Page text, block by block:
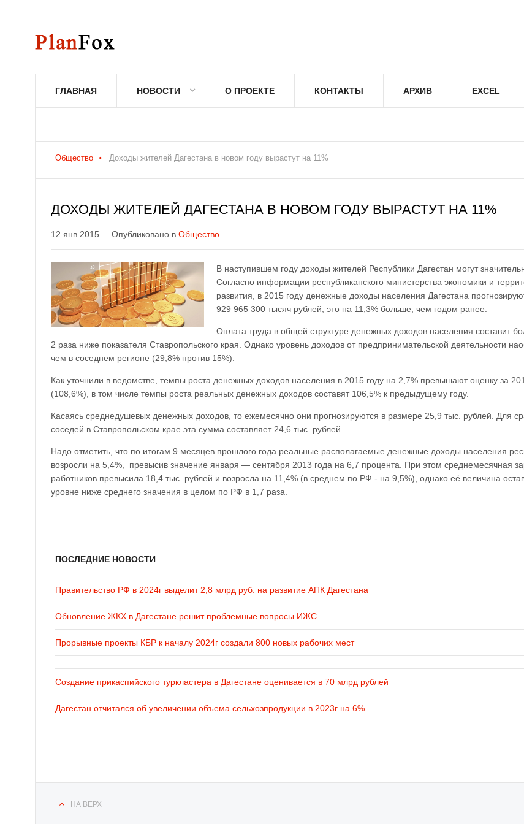
ГЛАВНАЯ НОВОСТИ О ПРОЕКТЕ КОНТАКТЫ АРХИВ EXCEL
Общество Доходы жителей Дагестана в новом году вырастут на 11%
ДОХОДЫ ЖИТЕЛЕЙ ДАГЕСТАНА В НОВОМ ГОДУ ВЫРАСТУТ НА 11%
12 янв 2015 Опубликовано в Общество
В наступившем году доходы жителей Республики Дагестан могут
Согласно информации республиканского министерства экономики и
развития, в 2015 году денежные доходы населения Дагестана
929 965 300 тысяч рублей, это на 11,3% больше, чем годом ранее.
Оплата труда в общей структуре денежных доходов населения составит
2 раза ниже показателя Ставропольского края. Однако уровень доходов от предпринимательской деятельности
чем в соседнем регионе (29,8% против 15%).
Как уточнили в ведомстве, темпы роста денежных доходов населения в 2015 году на 2,7% превышают оценку за
(108,6%), в том числе темпы роста реальных денежных доходов составят 106,5% к предыдущему году.
Касаясь среднедушевых денежных доходов, то ежемесячно они прогнозируются в размере 25,9 тыс. рублей. Для
соседей в Ставропольском крае эта сумма составляет 24,6 тыс. рублей.
Надо отметить, что по итогам 9 месяцев прошлого года реальные располагаемые денежные доходы населения
возросли на 5,4%, превысив значение января — сентября 2013 года на 6,7 процента. При этом среднемесячная
работников превысила 18,4 тыс. рублей и возросла на 11,4% (в среднем по РФ - на 9,5%), однако её величина
уровне ниже среднего значения в целом по РФ в 1,7 раза.
ПОСЛЕДНИЕ НОВОСТИ
Правительство РФ в 2024г выделит 2,8 млрд руб. на развитие АПК Дагестана
Обновление ЖКХ в Дагестане решит проблемные вопросы ИЖС
Прорывные проекты КБР к началу 2024г создали 800 новых рабочих мест
Создание прикаспийского туркластера в Дагестане оценивается в 70 млрд рублей
Дагестан отчитался об увеличении объема сельхозпродукции в 2023г на 6%
НА ВЕРХ